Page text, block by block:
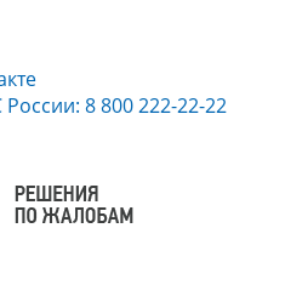
8 800 222-22-22